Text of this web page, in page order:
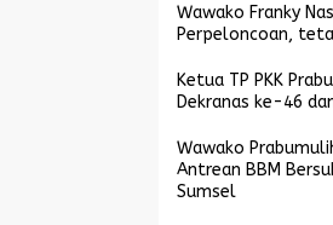
Wawako Franky
Perpeloncoan,
Ketua TP PKK
Dekranas ke-46
Wawako
Antrean BBM
Sumsel